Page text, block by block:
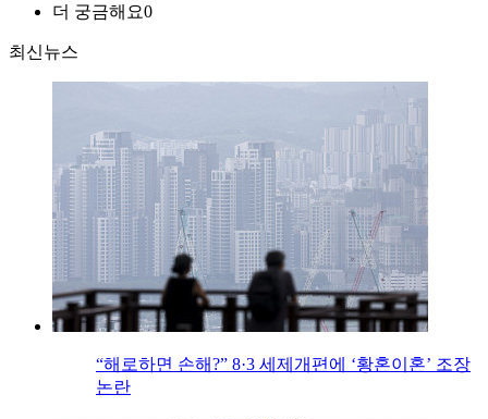
더 궁금해요0
최신뉴스
“해로하면 손해?” 8·3 세제개편에 ‘황혼이혼’ 조장
논란